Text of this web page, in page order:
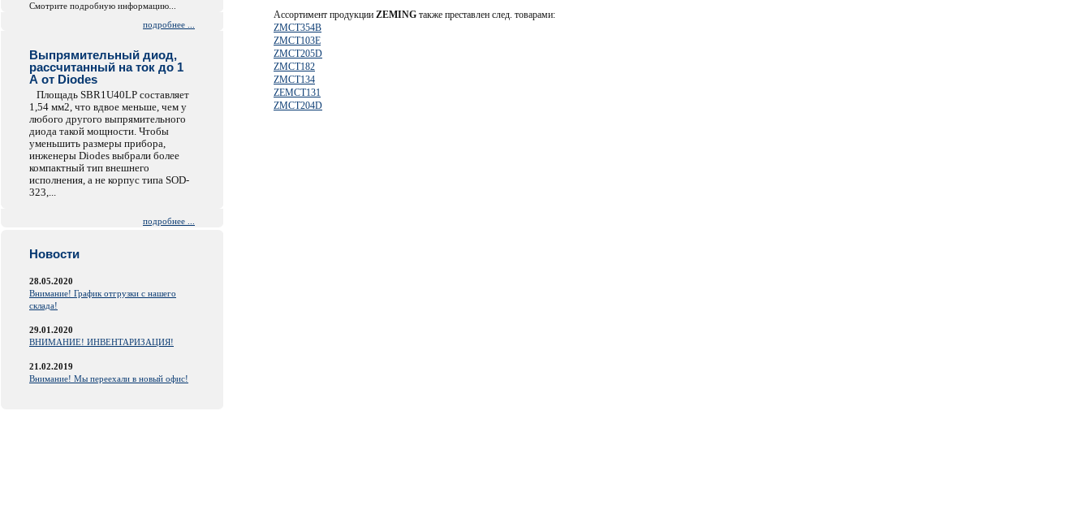
Смотрите подробную информацию...
подробнее ...
Выпрямительный диод,
рассчитанный на ток до 1
А от Diodes
Площадь SBR1U40LP составляет
1,54 мм2, что вдвое меньше, чем у
любого другого выпрямительного
диода такой мощности. Чтобы
уменьшить размеры прибора,
инженеры Diodes выбрали более
компактный тип внешнего
исполнения, а не корпус типа SOD-
323,...
подробнее ...
Новости
28.05.2020
Внимание! График отгрузки с нашего
склада!
29.01.2020
ВНИМАНИЕ! ИНВЕНТАРИЗАЦИЯ!
21.02.2019
Внимание! Мы переехали в новый офис!
Ассортимент продукции ZEMING также преставлен след. товарами:
ZMCT354B
ZMCT103E
ZMCT205D
ZMCT182
ZMCT134
ZEMCT131
ZMCT204D